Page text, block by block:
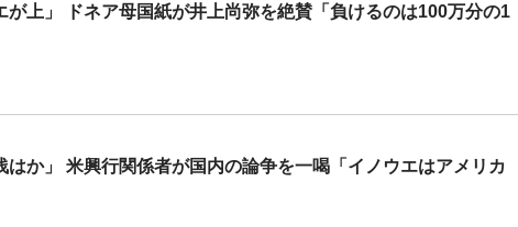
上」 ドネア母国紙が井上尚弥を絶賛「負けるのは100万分の1
か」 米興行関係者が国内の論争を一喝「イノウエはアメリカ